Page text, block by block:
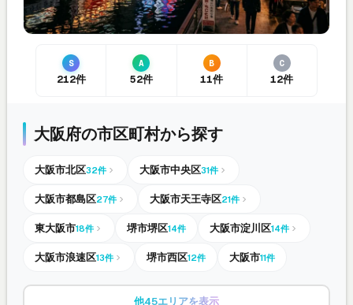
S
212件
A
52件
B
11件
C
12件
大阪府の市区町村から探す
大阪市北区32件 大阪市中央区31件
大阪市都島区27件 大阪市天王寺区21件
東大阪市18件 堺市堺区14件 大阪市淀川区14件
大阪市浪速区13件 堺市西区12件 大阪市11件
他45エリアを表示